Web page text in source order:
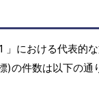
」における代表的
の件数は以下の通